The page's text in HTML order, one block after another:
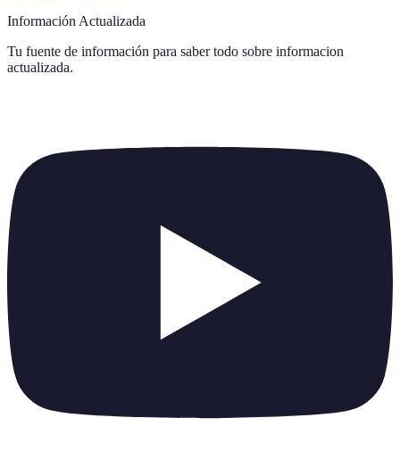
Información Actualizada
Tu fuente de información para saber todo sobre informacion
actualizada.